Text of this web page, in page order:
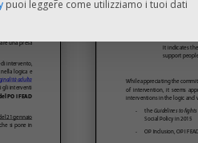
puoi leggere come utilizziamo i tuoi dati